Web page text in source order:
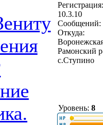
Регистрация:
10.3.10
Сообщений:
Откуда:
Рамонский
с.Ступино
Уровень: 8